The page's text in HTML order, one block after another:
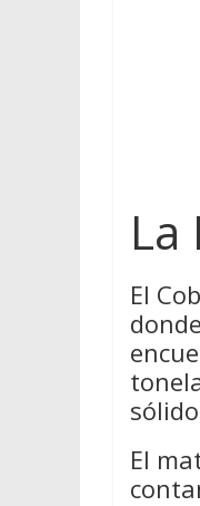
El
El